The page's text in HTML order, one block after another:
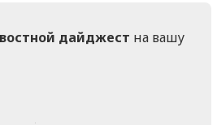
дайджест на вашу